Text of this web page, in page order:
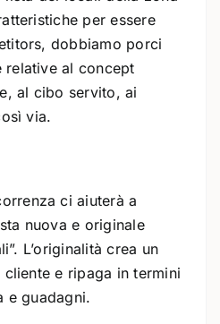
per essere
dobbiamo porci
relative al concept
al cibo servito, ai
via.
ci aiuterà a
nuova e originale
L’originalità crea un
e ripaga in termini
e guadagni.